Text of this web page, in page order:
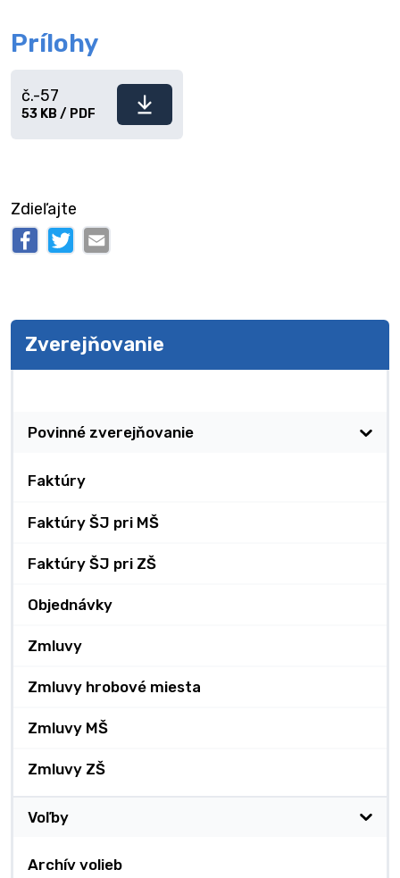
Prílohy
Stiahnuť
č.-57
53 KB / PDF
Zdieľajte
Zverejňovanie
Povinné zverejňovanie
Faktúry
Faktúry ŠJ pri MŠ
Faktúry ŠJ pri ZŠ
Objednávky
Zmluvy
Zmluvy hrobové miesta
Zmluvy MŠ
Zmluvy ZŠ
Voľby
Archív volieb